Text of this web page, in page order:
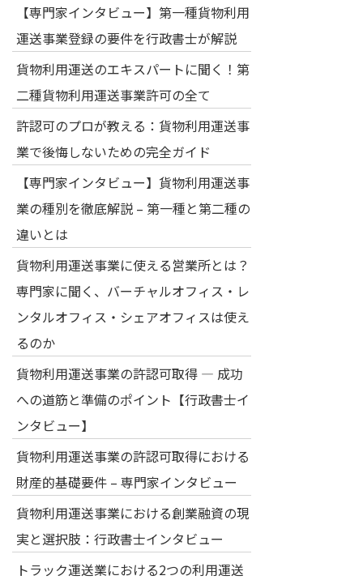
【専門家インタビュー】第一種貨物利用
運送事業登録の要件を行政書士が解説
貨物利用運送のエキスパートに聞く！第
二種貨物利用運送事業許可の全て
許認可のプロが教える：貨物利用運送事
業で後悔しないための完全ガイド
【専門家インタビュー】貨物利用運送事
業の種別を徹底解説 – 第一種と第二種の
違いとは
貨物利用運送事業に使える営業所とは？
専門家に聞く、バーチャルオフィス・レ
ンタルオフィス・シェアオフィスは使え
るのか
貨物利用運送事業の許認可取得 — 成功
への道筋と準備のポイント【行政書士イ
ンタビュー】
貨物利用運送事業の許認可取得における
財産的基礎要件 – 専門家インタビュー
貨物利用運送事業における創業融資の現
実と選択肢：行政書士インタビュー
トラック運送業における2つの利用運送